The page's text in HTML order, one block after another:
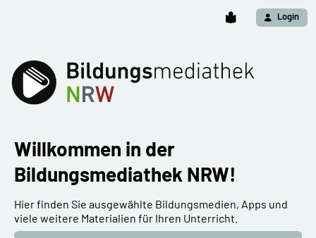
Login
Willkommen in der
Bildungsmediathek NRW!
Hier finden Sie ausgewählte Bildungsmedien, Apps und
viele weitere Materialien für Ihren Unterricht.